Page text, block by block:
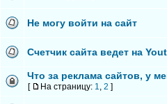
Не могу войти на сайт
Cчетчик сайта ведет на
Что за реклама сайтов, у
[ На страницу: 1, 2 ]